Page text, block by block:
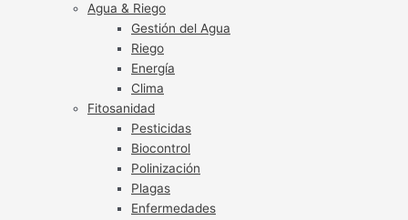
Agua & Riego
Gestión del Agua
Riego
Energía
Clima
Fitosanidad
Pesticidas
Biocontrol
Polinización
Plagas
Enfermedades